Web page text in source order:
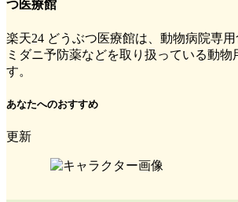
楽天24 どうぶつ医療館は、動物病院専
ミダニ予防薬などを取り扱っている動
す。
あなたへのおすすめ
更新